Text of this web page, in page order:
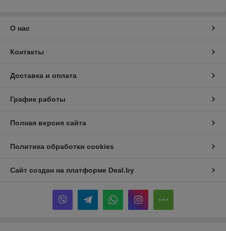
О нас
Контакты
Доставка и оплата
График работы
Полная версия сайта
Политика обработки cookies
Сайт создан на платформе Deal.by